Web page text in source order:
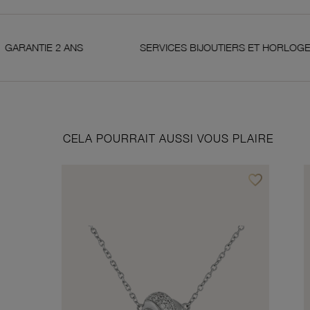
SERVICES BIJOUTIERS ET HORLOGERS
CELA POURRAIT AUSSI VOUS PLAIRE
favorite_borderAjouter à vos